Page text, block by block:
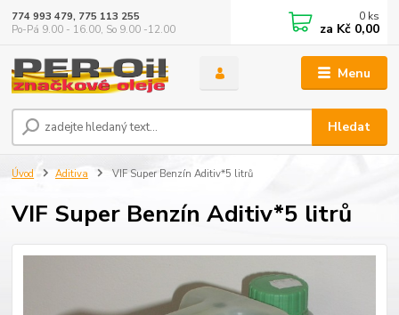
Menu
Hledat
774 993 479, 775 113 255
Po-Pá 9.00 - 16.00, So 9.00 -12.00
0 ks
za Kč 0,00
Úvod Aditiva VIF Super Benzín Aditiv*5 litrů
VIF Super Benzín Aditiv*5 litrů